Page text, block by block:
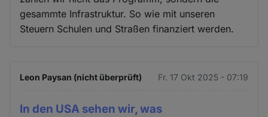
gesammte Infrastruktur. So wie mit unseren
Steuern Schulen und Straßen finanziert werden.
Leon Paysan (nicht überprüft) Fr. 17 Okt 2025 - 07:19
In den USA sehen wir, was